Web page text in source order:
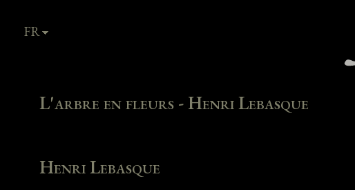
FR
L'arbre en fleurs - Henri Lebasque
Henri Lebasque